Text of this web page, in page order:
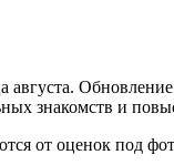
августа.
знакомств и